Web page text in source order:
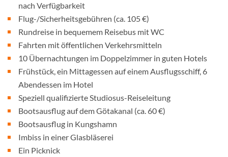
nach Verfügbarkeit
Flug-/Sicherheitsgebühren (ca. 105 €)
Rundreise in bequemem Reisebus mit WC
Fahrten mit öffentlichen Verkehrsmitteln
10 Übernachtungen im Doppelzimmer in guten Hotels
Frühstück, ein Mittagessen auf einem Ausflugsschiff, 6
Abendessen im Hotel
Speziell qualifizierte Studiosus-Reiseleitung
Bootsausflug auf dem Götakanal (ca. 60 €)
Bootsausflug in Kungshamn
Imbiss in einer Glasbläserei
Ein Picknick